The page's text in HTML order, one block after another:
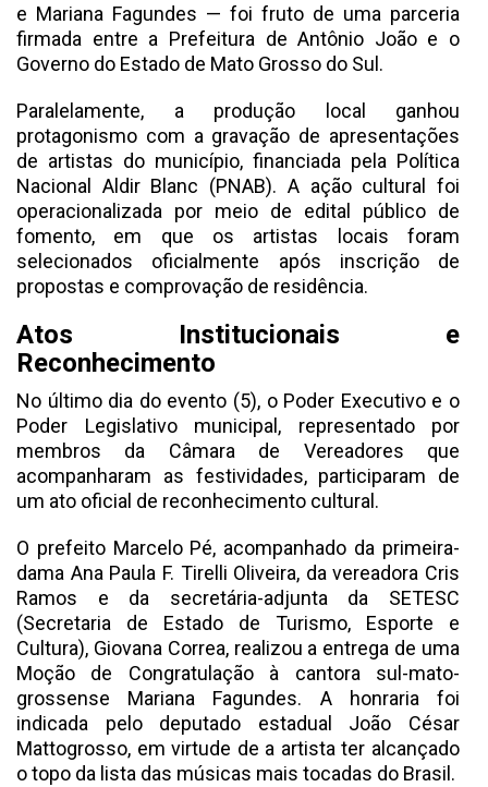
e Mariana Fagundes — foi fruto de uma parceria
firmada entre a Prefeitura de Antônio João e o
Governo do Estado de Mato Grosso do Sul.
Paralelamente, a produção local ganhou
protagonismo com a gravação de apresentações
de artistas do município, financiada pela Política
Nacional Aldir Blanc (PNAB). A ação cultural foi
operacionalizada por meio de edital público de
fomento, em que os artistas locais foram
selecionados oficialmente após inscrição de
propostas e comprovação de residência.
Atos Institucionais e
Reconhecimento
No último dia do evento (5), o Poder Executivo e o
Poder Legislativo municipal, representado por
membros da Câmara de Vereadores que
acompanharam as festividades, participaram de
um ato oficial de reconhecimento cultural.
O prefeito Marcelo Pé, acompanhado da primeira-
dama Ana Paula F. Tirelli Oliveira, da vereadora Cris
Ramos e da secretária-adjunta da SETESC
(Secretaria de Estado de Turismo, Esporte e
Cultura), Giovana Correa, realizou a entrega de uma
Moção de Congratulação à cantora sul-mato-
grossense Mariana Fagundes. A honraria foi
indicada pelo deputado estadual João César
Mattogrosso, em virtude de a artista ter alcançado
o topo da lista das músicas mais tocadas do Brasil.